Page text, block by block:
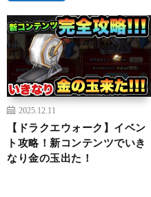
2025.12.11
【ドラクエウォーク】イベン
ト攻略！新コンテンツでいき
なり金の玉出た！